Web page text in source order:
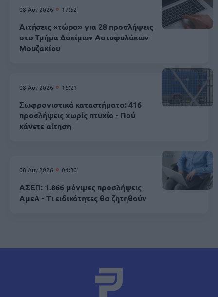
08 Αυγ 2026 17:52
Αιτήσεις «τώρα» για 28 προσλήψεις
στο Τμήμα Δοκίμων Αστυφυλάκων
Mουζακίου
08 Αυγ 2026 16:21
Σωφρονιστικά καταστήματα: 416
προσλήψεις χωρίς πτυχίο - Πού
κάνετε αίτηση
08 Αυγ 2026 04:30
ΑΣΕΠ: 1.866 μόνιμες προσλήψεις
ΑμεΑ - Τι ειδικότητες θα ζητηθούν